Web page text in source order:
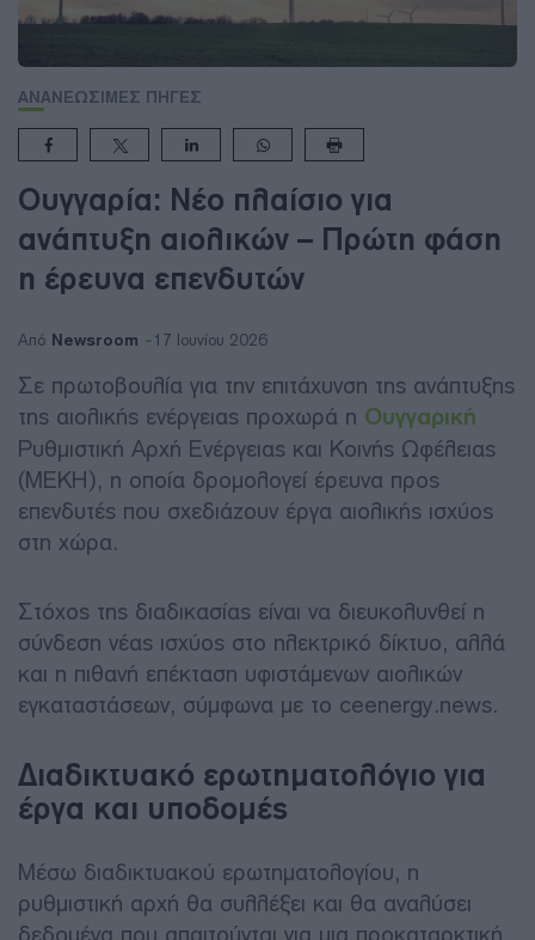
ΑΝΑΝΕΩΣΙΜΕΣ ΠΗΓΕΣ
Ουγγαρία: Νέο πλαίσιο για
ανάπτυξη αιολικών – Πρώτη φάση
η έρευνα επενδυτών
Από Newsroom 17 Ιουνίου 2026
Σε πρωτοβουλία για την επιτάχυνση της ανάπτυξης
της αιολικής ενέργειας προχωρά η Ουγγαρική
Ρυθμιστική Αρχή Ενέργειας και Κοινής Ωφέλειας
(MEKH), η οποία δρομολογεί έρευνα προς
επενδυτές που σχεδιάζουν έργα αιολικής ισχύος
στη χώρα.
Στόχος της διαδικασίας είναι να διευκολυνθεί η
σύνδεση νέας ισχύος στο ηλεκτρικό δίκτυο, αλλά
και η πιθανή επέκταση υφιστάμενων αιολικών
εγκαταστάσεων, σύμφωνα με το ceenergy.news.
Διαδικτυακό ερωτηματολόγιο για
έργα και υποδομές
Μέσω διαδικτυακού ερωτηματολογίου, η
ρυθμιστική αρχή θα συλλέξει και θα αναλύσει
δεδομένα που απαιτούνται για μια προκαταρκτική